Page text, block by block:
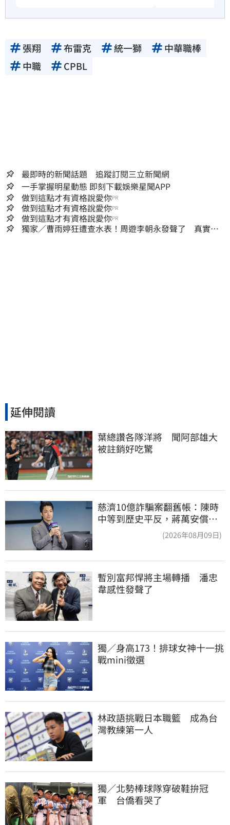
張翔 布雷克 統一獅
中華職棒
中職
CPBL
最即時的新聞話題 追蹤訂閱三立新聞網
一手掌握明星動態 即刻下載娛樂星聞APP
做到這點才有資格說愛你PR
做到這點才有資格說愛你PR
做到這點才有資格說愛你PR
獨家／曹雨婷狂遭查水表！周遊李朝永發聲了 真實看
延伸閱讀
葉總讚各隊洋將　聞阿部雄大
被註銷好吃驚
慈濟10億詐騙案翻舊帳：陳時
中等到歷史平反，蔣萬安償還
(2026年08月09日)
暫別富邦悍將主場轉播　潘忠
韋感性發聲了
獨／身高173！排球女神十一挑
戰mini徵選
林政語挑戰日本職籃　成為台
灣教練第一人
獨／北勢棒球隊穿破鞋拚冠
軍　台僑看哭了